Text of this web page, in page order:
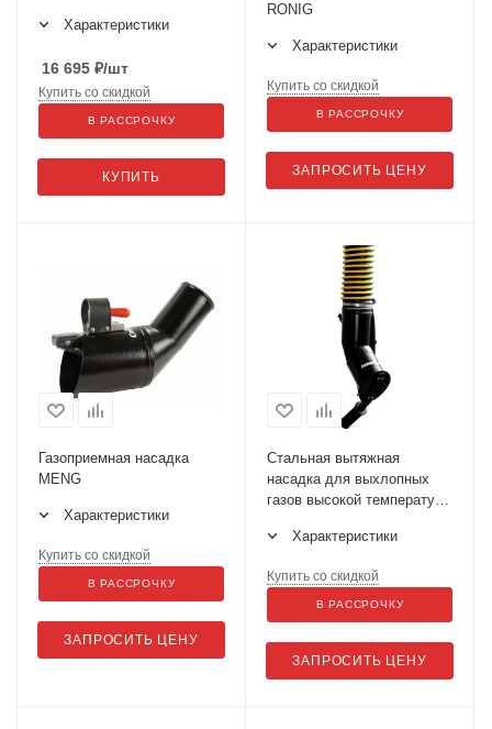
Характеристики
16 695 ₽/шт
КУПИТЬ
Купить со скидкой
В РАССРОЧКУ
RONIG
Характеристики
ЗАПРОСИТЬ ЦЕНУ
Купить со скидкой
В РАССРОЧКУ
Газоприемная насадка
MENG
Характеристики
ЗАПРОСИТЬ ЦЕНУ
Купить со скидкой
В РАССРОЧКУ
Стальная вытяжная
насадка для выхлопных
газов высокой температуры
Характеристики
ЗАПРОСИТЬ ЦЕНУ
Купить со скидкой
В РАССРОЧКУ